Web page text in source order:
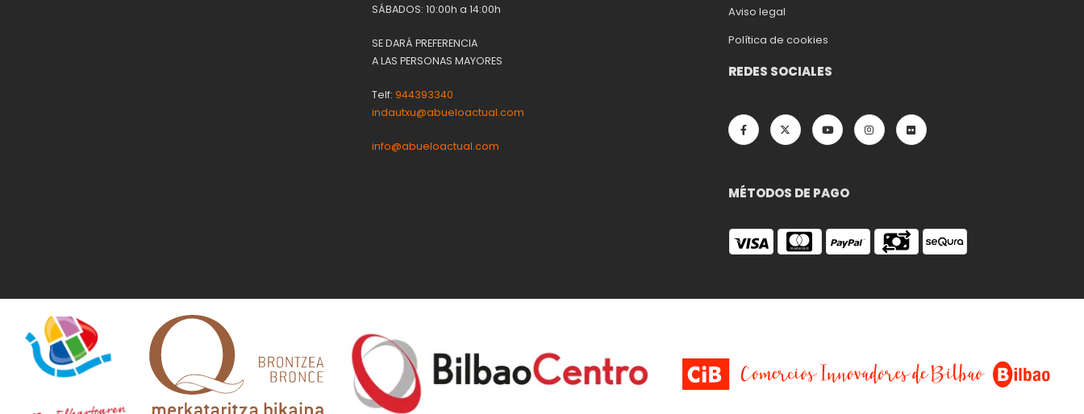
SÁBADOS: 10:00h a 14:00h
SE DARÁ PREFERENCIA
A LAS PERSONAS MAYORES
Telf:944393340
indautxu@abueloactual.com
info@abueloactual.com
Aviso legal
Política de cookies
REDES SOCIALES
MÉTODOS DE PAGO